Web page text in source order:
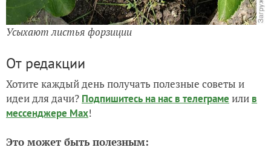
Усыхают листья форзиции
От редакции
Хотите каждый день получать полезные советы и
идеи для дачи? Подпишитесь на нас в телеграме или в
мессенджере Max!
Это может быть полезным: